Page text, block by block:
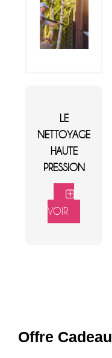
LE
NETTOYAGE
HAUTE
PRESSION
VOIR
Offre Cadeau